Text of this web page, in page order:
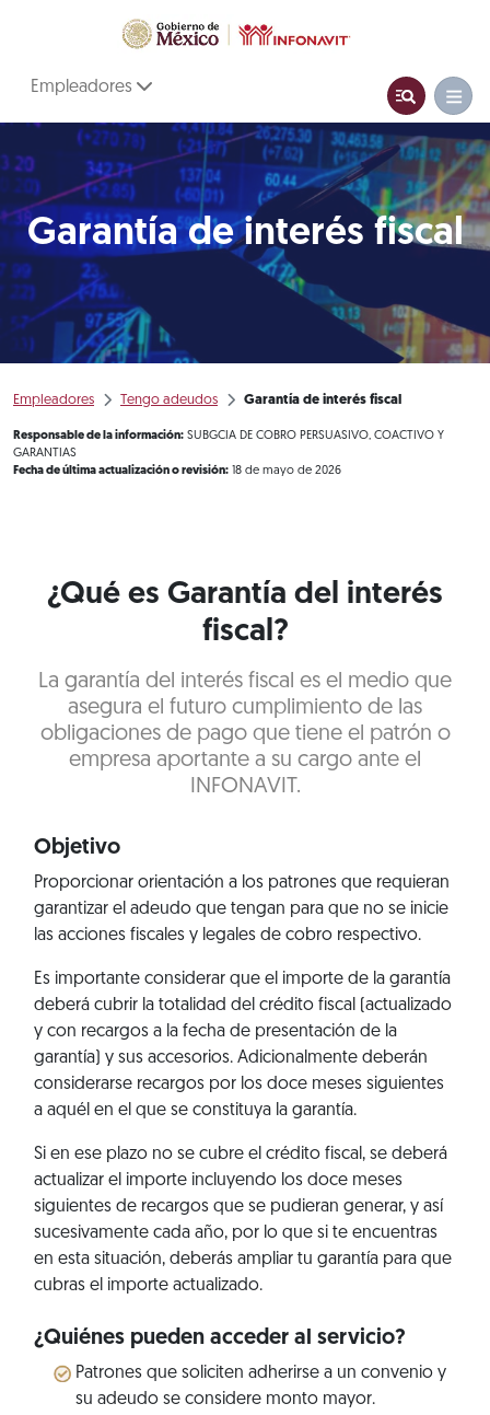
Empleadores
Garantía de interés fiscal
Empleadores Tengo adeudos Garantía de interés fiscal
Responsable de la información: SUBGCIA DE COBRO PERSUASIVO, COACTIVO Y
GARANTIAS
Fecha de última actualización o revisión: 18 de mayo de 2026
¿Qué es Garantía del interés
fiscal?
La garantía del interés fiscal es el medio que
asegura el futuro cumplimiento de las
obligaciones de pago que tiene el patrón o
empresa aportante a su cargo ante el
INFONAVIT.
Objetivo
Proporcionar orientación a los patrones que requieran
garantizar el adeudo que tengan para que no se inicie
las acciones fiscales y legales de cobro respectivo.
Es importante considerar que el importe de la garantía
deberá cubrir la totalidad del crédito fiscal (actualizado
y con recargos a la fecha de presentación de la
garantía) y sus accesorios. Adicionalmente deberán
considerarse recargos por los doce meses siguientes
a aquél en el que se constituya la garantía.
Si en ese plazo no se cubre el crédito fiscal, se deberá
actualizar el importe incluyendo los doce meses
siguientes de recargos que se pudieran generar, y así
sucesivamente cada año, por lo que si te encuentras
en esta situación, deberás ampliar tu garantía para que
cubras el importe actualizado.
¿Quiénes pueden acceder al servicio?
Patrones que soliciten adherirse a un convenio y
su adeudo se considere monto mayor.